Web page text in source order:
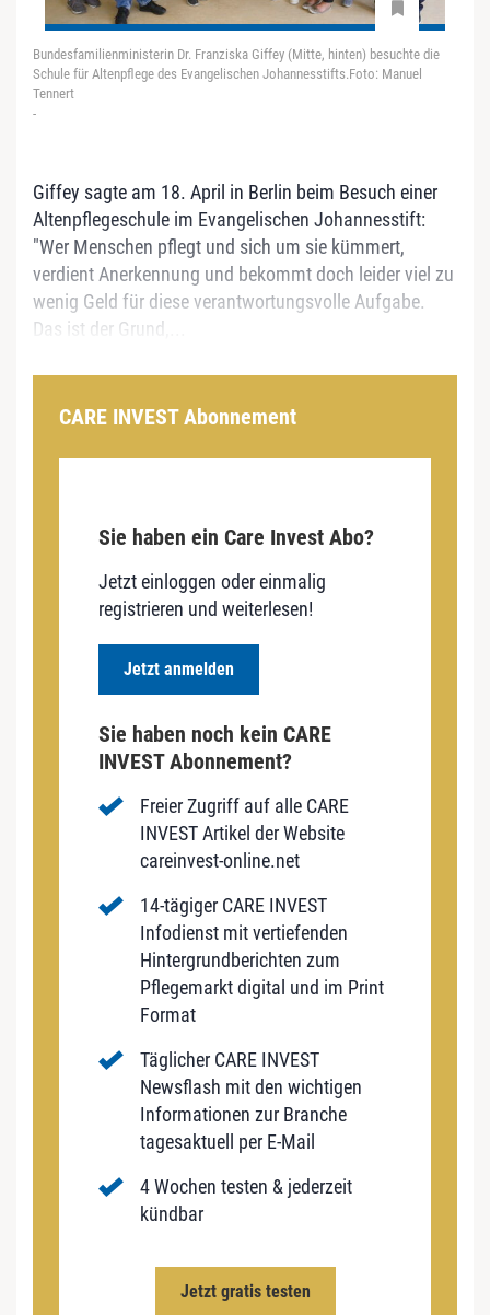
Bundesfamilienministerin Dr. Franziska Giffey (Mitte, hinten) besuchte die
Schule für Altenpflege des Evangelischen Johannesstifts.Foto: Manuel
Tennert
-
Giffey sagte am 18. April in Berlin beim Besuch einer
Altenpflegeschule im Evangelischen Johannesstift:
"Wer Menschen pflegt und sich um sie kümmert,
verdient Anerkennung und bekommt doch leider viel zu
wenig Geld für diese verantwortungsvolle Aufgabe.
Das ist der Grund,...
CARE INVEST Abonnement
Sie haben ein Care Invest Abo?
Jetzt einloggen oder einmalig
registrieren und weiterlesen!
Jetzt anmelden
Sie haben noch kein CARE
INVEST Abonnement?
Freier Zugriff auf alle CARE
INVEST Artikel der Website
careinvest-online.net
14-tägiger CARE INVEST
Infodienst mit vertiefenden
Hintergrundberichten zum
Pflegemarkt digital und im Print
Format
Täglicher CARE INVEST
Newsflash mit den wichtigen
Informationen zur Branche
tagesaktuell per E-Mail
4 Wochen testen & jederzeit
kündbar
Jetzt gratis testen